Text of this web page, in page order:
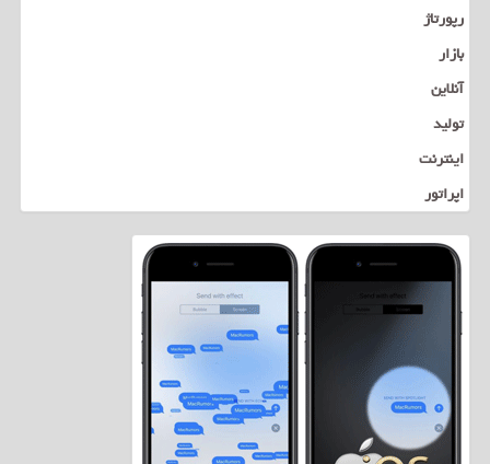
رپورتاژ
بازار
آنلاین
تولید
اینترنت
اپراتور